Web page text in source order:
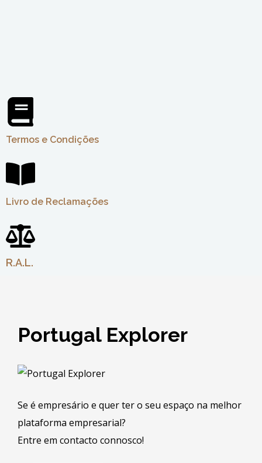
Termos e Condições
Livro de Reclamações
R.A.L.
Portugal Explorer
Se é empresário e quer ter o seu espaço na melhor
plataforma empresarial?
Entre em contacto connosco!